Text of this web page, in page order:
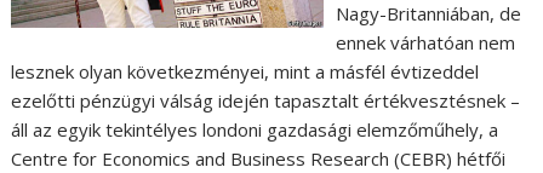
Nagy-Britanniában, de
ennek várhatóan nem
lesznek olyan következményei, mint a másfél évtizeddel
ezelőtti pénzügyi válság idején tapasztalt értékvesztésnek –
áll az egyik tekintélyes londoni gazdasági elemzőműhely, a
Centre for Economics and Business Research (CEBR) hétfői